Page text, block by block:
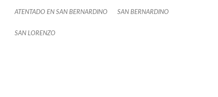
ATENTADO EN SAN BERNARDINO SAN BERNARDINO
SAN LORENZO